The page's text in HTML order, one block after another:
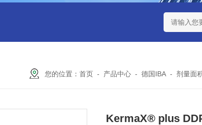
CQB300数字恒流矿用防爆个
您的位置：首页 - 产品中心 -德国IBA -剂量面
KermaX® plus